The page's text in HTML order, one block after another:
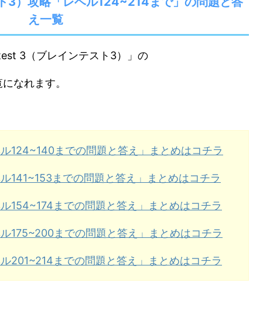
え一覧
3（ブレインテスト3）」の
なれます。
124~140までの問題と答え」まとめはコチラ
141~153までの問題と答え」まとめはコチラ
154~174までの問題と答え」まとめはコチラ
175~200までの問題と答え」まとめはコチラ
201~214までの問題と答え」まとめはコチラ